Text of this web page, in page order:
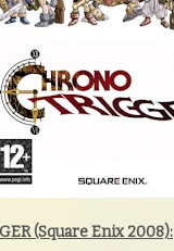
(Square Enix 2008):